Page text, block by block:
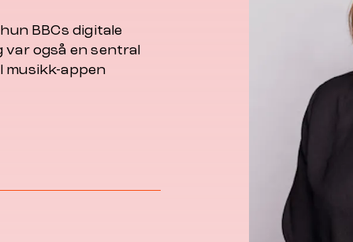
BBCs digitale
også en sentral
musikk-appen